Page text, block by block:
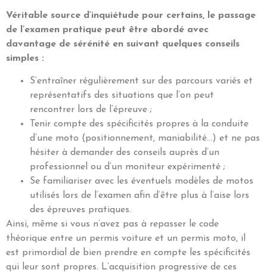
Véritable source d’inquiétude pour certains, le passage
de l’examen pratique peut être abordé avec
davantage de sérénité en suivant quelques conseils
simples :
S’entraîner régulièrement sur des parcours variés et
représentatifs des situations que l’on peut
rencontrer lors de l’épreuve ;
Tenir compte des spécificités propres à la conduite
d’une moto (positionnement, maniabilité…) et ne pas
hésiter à demander des conseils auprès d’un
professionnel ou d’un moniteur expérimenté ;
Se familiariser avec les éventuels modèles de motos
utilisés lors de l’examen afin d’être plus à l’aise lors
des épreuves pratiques.
Ainsi, même si vous n’avez pas à repasser le code
théorique entre un permis voiture et un permis moto, il
est primordial de bien prendre en compte les spécificités
qui leur sont propres. L’acquisition progressive de ces